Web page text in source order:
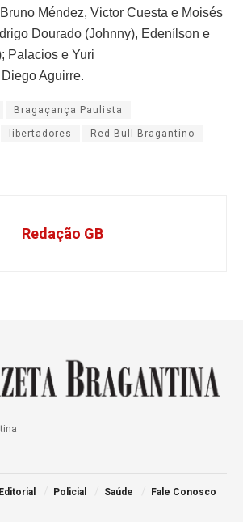
Méndez, Victor Cuesta e Moisés
Dourado (Johnny), Edenílson e
Palacios e Yuri
Diego Aguirre.
Bragaçança Paulista
libertadores Red Bull Bragantino
Redação GB
Editorial Policial Saúde Fale Conosco